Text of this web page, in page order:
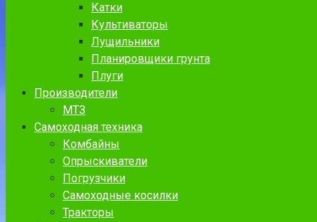
Катки
Культиваторы
Лущильники
Планировщики грунта
Плуги
Производители
МТЗ
Самоходная техника
Комбайны
Опрыскиватели
Погрузчики
Самоходные косилки
Тракторы